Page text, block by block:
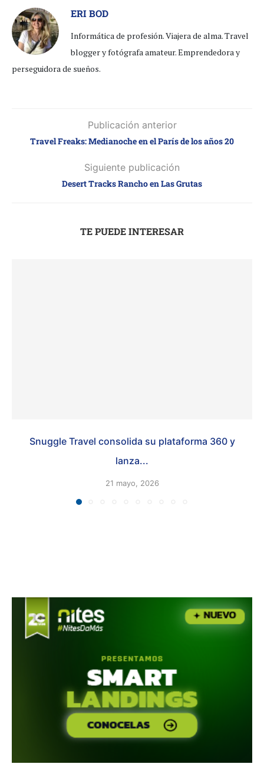
ERI BOD
Informática de profesión. Viajera de alma. Travel
blogger y fotógrafa amateur. Emprendedora y
perseguidora de sueños.
Publicación anterior
Travel Freaks: Medianoche en el París de los años 20
Siguiente publicación
Desert Tracks Rancho en Las Grutas
TE PUEDE INTERESAR
Snuggle Travel consolida su plataforma 360 y
lanza...
21 mayo, 2026